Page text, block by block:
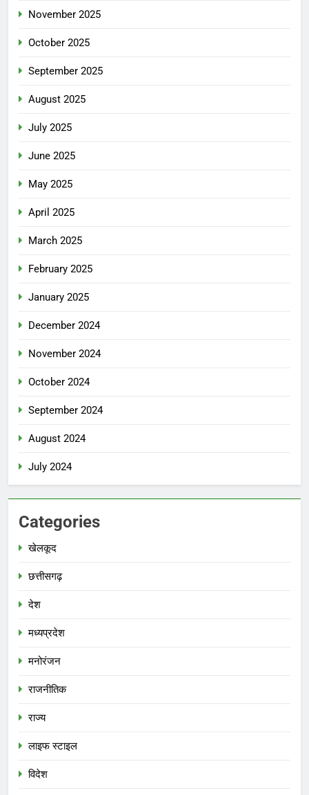
November 2025
October 2025
September 2025
August 2025
July 2025
June 2025
May 2025
April 2025
March 2025
February 2025
January 2025
December 2024
November 2024
October 2024
September 2024
August 2024
July 2024
Categories
खेलकूद
छत्तीसगढ़
देश
मध्‍यप्रदेश
मनोरंजन
राजनीतिक
राज्य
लाइफ स्टाइल
विदेश